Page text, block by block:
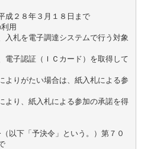
成２８年３月１８日まで
用
入札を電子調達システムで行う対象
電子認証（ＩＣカード）を取得して
よりがたい場合は、紙入札による参
より、紙入札による参加の承諾を得
以下「予決令」という。）第７０